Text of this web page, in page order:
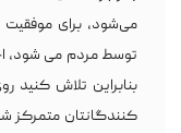
می‌شود، برای موفقیت
توسط مردم می شود،
بنابراین تلاش کنید
کنندگانتان متمرکز